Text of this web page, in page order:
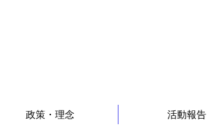
政策・理念 活動報告